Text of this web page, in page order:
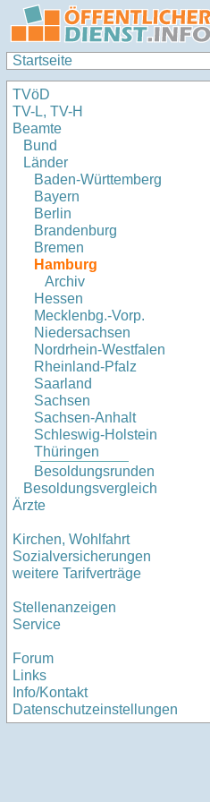
Startseite
TVöD
TV-L, TV-H
Beamte
Bund
Länder
Baden-Württemberg
Bayern
Berlin
Brandenburg
Bremen
Hamburg
Archiv
Hessen
Mecklenbg.-Vorp.
Niedersachsen
Nordrhein-Westfalen
Rheinland-Pfalz
Saarland
Sachsen
Sachsen-Anhalt
Schleswig-Holstein
Thüringen
Besoldungsrunden
Besoldungsvergleich
Ärzte
Kirchen, Wohlfahrt
Sozialversicherungen
weitere Tarifverträge
Stellenanzeigen
Service
Forum
Links
Info/Kontakt
Datenschutzeinstellungen